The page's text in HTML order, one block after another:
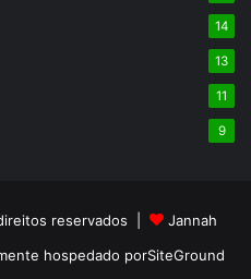
14
13
11
9
reservados |
Jannah
hospedado porSiteGround